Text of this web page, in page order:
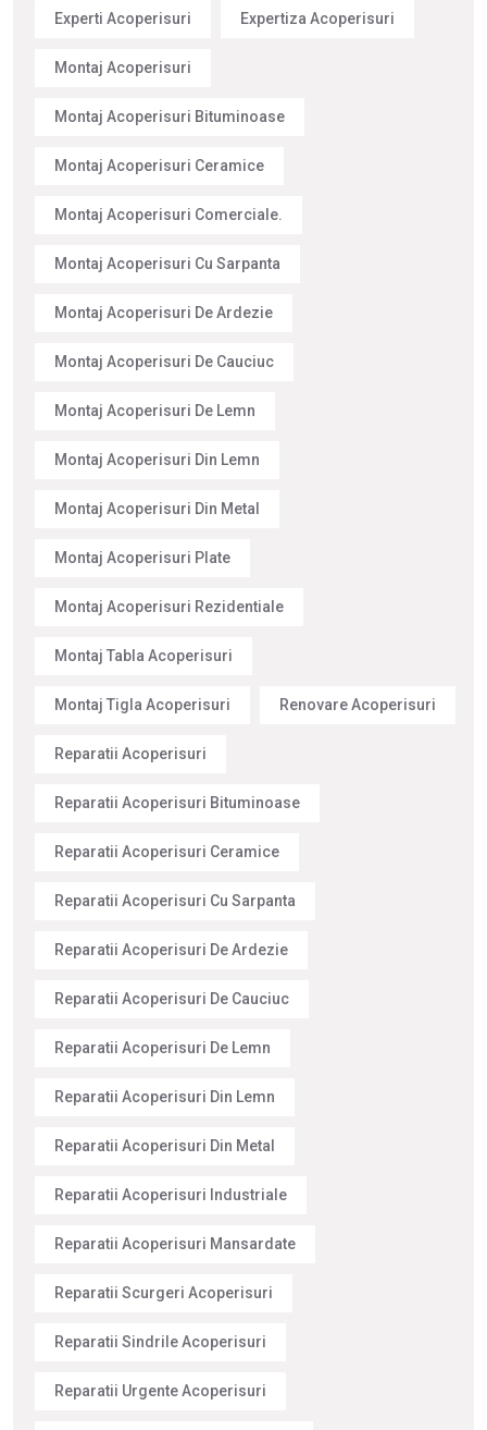
Experti Acoperisuri Expertiza Acoperisuri
Montaj Acoperisuri
Montaj Acoperisuri Bituminoase
Montaj Acoperisuri Ceramice
Montaj Acoperisuri Comerciale.
Montaj Acoperisuri Cu Sarpanta
Montaj Acoperisuri De Ardezie
Montaj Acoperisuri De Cauciuc
Montaj Acoperisuri De Lemn
Montaj Acoperisuri Din Lemn
Montaj Acoperisuri Din Metal
Montaj Acoperisuri Plate
Montaj Acoperisuri Rezidentiale
Montaj Tabla Acoperisuri
Montaj Tigla Acoperisuri Renovare Acoperisuri
Reparatii Acoperisuri
Reparatii Acoperisuri Bituminoase
Reparatii Acoperisuri Ceramice
Reparatii Acoperisuri Cu Sarpanta
Reparatii Acoperisuri De Ardezie
Reparatii Acoperisuri De Cauciuc
Reparatii Acoperisuri De Lemn
Reparatii Acoperisuri Din Lemn
Reparatii Acoperisuri Din Metal
Reparatii Acoperisuri Industriale
Reparatii Acoperisuri Mansardate
Reparatii Scurgeri Acoperisuri
Reparatii Sindrile Acoperisuri
Reparatii Urgente Acoperisuri